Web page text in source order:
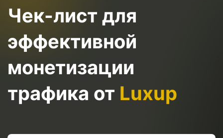
Чек-лист для
эффективной
монетизации
трафика от Luxup